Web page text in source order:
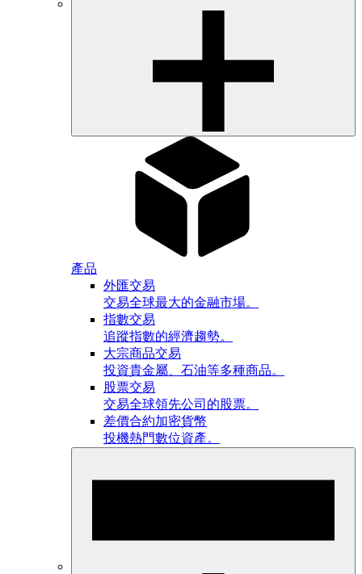
產品
外匯交易
交易全球最大的金融市場。
指數交易
追蹤指數的經濟趨勢。
大宗商品交易
投資貴金屬、石油等多種商品。
股票交易
交易全球領先公司的股票。
差價合約加密貨幣
投機熱門數位資產。